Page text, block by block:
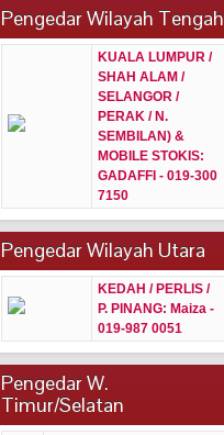
Pengedar Wilayah Tengah
KUALA LUMPUR /
SHAH ALAM /
SELANGOR /
PERAK / N.
SEMBILAN) &
MOBILE STOKIS:
GADAFFI - 019-300
7150
Pengedar Wilayah Utara
KEDAH / PERLIS /
P. PINANG: Maiza -
019-987 0051
Pengedar W.
Timur/Selatan